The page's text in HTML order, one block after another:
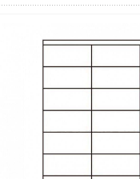
，部份上游供應商已採取
”；本公司保有是否接單出
請先跟客服人員確認最新
”；本公司保有是否接單出
待客服人員跟您確認訂單
”；本公司保有是否接單出